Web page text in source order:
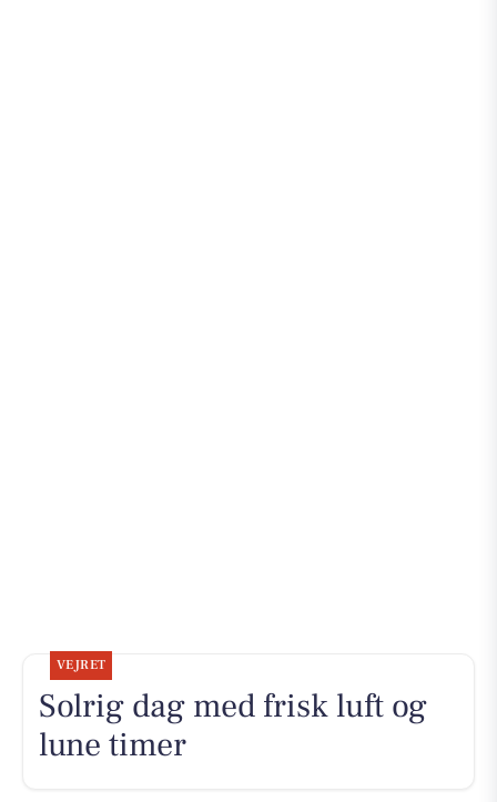
VEJRET
Solrig dag med frisk luft og
lune timer